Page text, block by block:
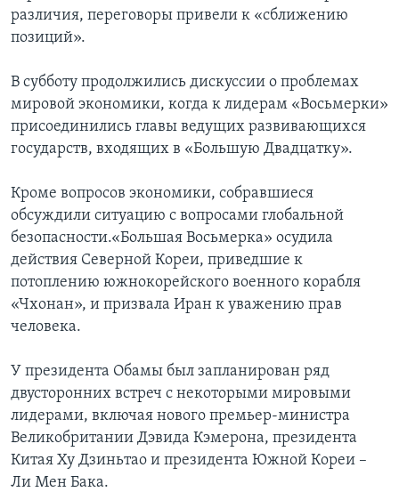
различия, переговоры привели к «сближению
позиций».
В субботу продолжились дискуссии о проблемах
мировой экономики, когда к лидерам «Восьмерки»
присоединились главы ведущих развивающихся
государств, входящих в «Большую Двадцатку».
Кроме вопросов экономики, собравшиеся
обсуждили ситуацию с вопросами глобальной
безопасности.«Большая Восьмерка» осудила
действия Северной Кореи, приведшие к
потоплению южнокорейского военного корабля
«Чхонан», и призвала Иран к уважению прав
человека.
У президента Обамы был запланирован ряд
двусторонних встреч с некоторыми мировыми
лидерами, включая нового премьер-министра
Великобритании Дэвида Кэмерона, президента
Китая Ху Дзиньтао и президента Южной Кореи –
Ли Мен Бака.